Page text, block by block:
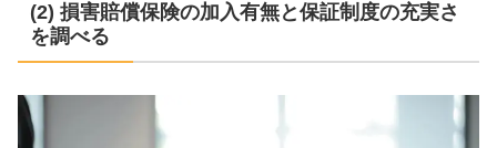
(2) 損害賠償保険の加入有無と保証制度の充実さ
を調べる